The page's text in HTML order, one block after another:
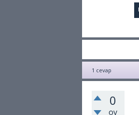
1 cevap
0
oy